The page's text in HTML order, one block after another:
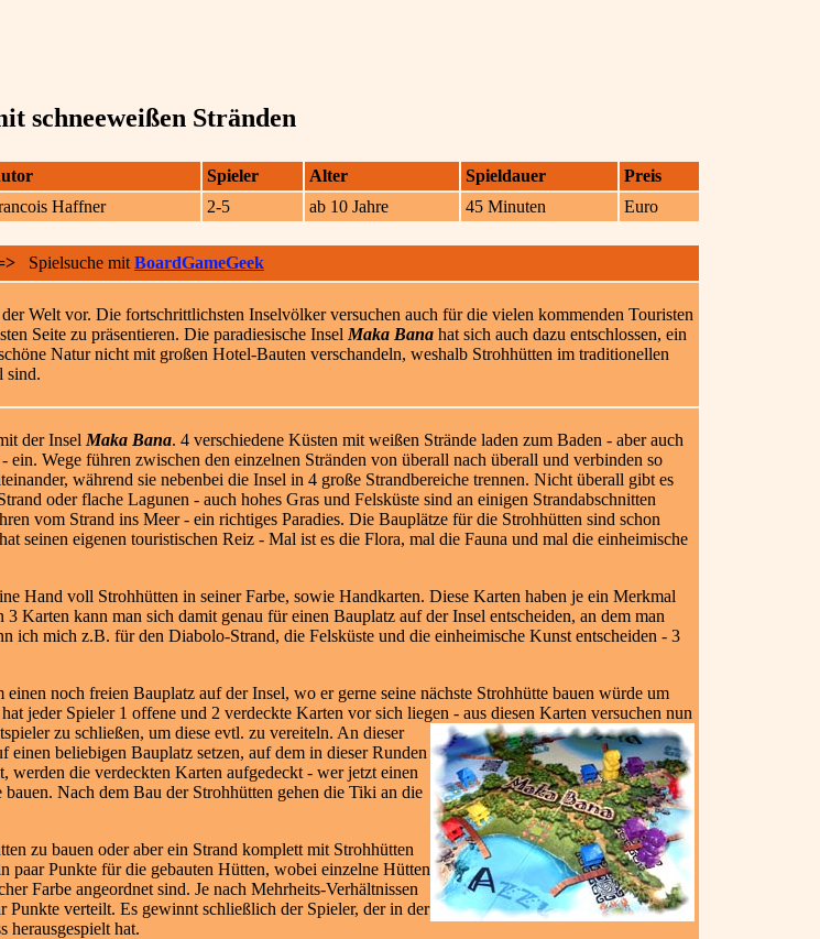
schneeweißen Stränden
Spieler Alter Spieldauer
Preis
Haffner 2-5 ab 10 Jahre 45 Minuten Euro
Spielsuche mit BoardGameGeek
Welt vor. Die fortschrittlichsten Inselvölker versuchen auch für die vielen kommenden Touristen
Seite zu präsentieren. Die paradiesische Insel Maka Bana hat sich auch dazu entschlossen, ein
Natur nicht mit großen Hotel-Bauten verschandeln, weshalb Strohhütten im traditionellen
sind.
der Insel Maka Bana. 4 verschiedene Küsten mit weißen Strände laden zum Baden - aber auch
ein. Wege führen zwischen den einzelnen Stränden von überall nach überall und verbinden so
während sie nebenbei die Insel in 4 große Strandbereiche trennen. Nicht überall gibt es
oder flache Lagunen - auch hohes Gras und Felsküste sind an einigen Strandabschnitten
vom Strand ins Meer - ein richtiges Paradies. Die Bauplätze für die Strohhütten sind schon
seinen eigenen touristischen Reiz - Mal ist es die Flora, mal die Fauna und mal die einheimische
Hand voll Strohhütten in seiner Farbe, sowie Handkarten. Diese Karten haben je ein Merkmal
Karten kann man sich damit genau für einen Bauplatz auf der Insel entscheiden, an dem man
ich mich z.B. für den Diabolo-Strand, die Felsküste und die einheimische Kunst entscheiden - 3
noch freien Bauplatz auf der Insel, wo er gerne seine nächste Strohhütte bauen würde um
jeder Spieler 1 offene und 2 verdeckte Karten vor sich liegen - aus diesen Karten versuchen nun
zu schließen, um diese evtl. zu vereiteln. An dieser
beliebigen Bauplatz setzen, auf dem in dieser Runden
werden die verdeckten Karten aufgedeckt - wer jetzt einen
Nach dem Bau der Strohhütten gehen die Tiki an die
zu bauen oder aber ein Strand komplett mit Strohhütten
paar Punkte für die gebauten Hütten, wobei einzelne Hütten
Farbe angeordnet sind. Je nach Mehrheits-Verhältnissen
Punkte verteilt. Es gewinnt schließlich der Spieler, der in der
herausgespielt hat.